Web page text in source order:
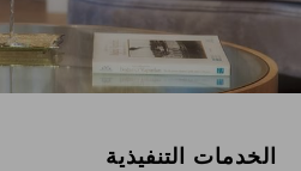
للخصم
رمز
الشركة
الخدمات التنفيذية